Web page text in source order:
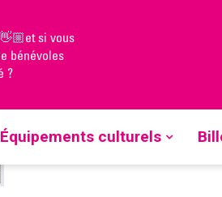
👋🏼et si vous
bénévoles
?
Équipements culturels
la nouvelle ARTOTHEQUE de